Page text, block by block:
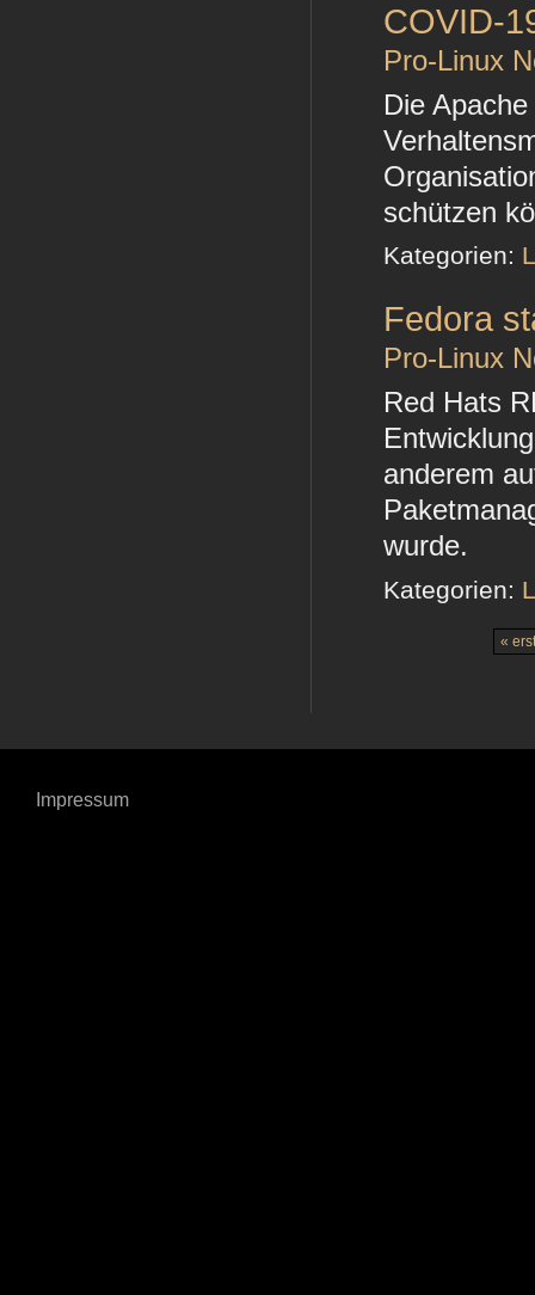
COVID-
Pro-Linux
Die
schützen
Kategorien:
Fedora
Pro-Linux
Red Hats
anderem
wurde.
Kategorien:
«
Impressum